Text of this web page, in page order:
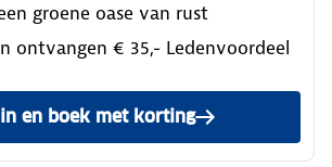
groene oase van rust
ontvangen € 35,- Ledenvoordeel
en boek met korting